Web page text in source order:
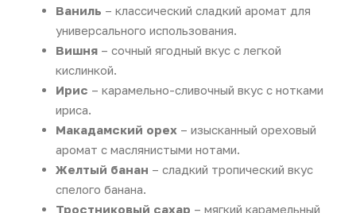
Ваниль – классический сладкий аромат для
универсального использования.
Вишня – сочный ягодный вкус с легкой
кислинкой.
Ирис – карамельно-сливочный вкус с нотками
ириса.
Макадамский орех – изысканный ореховый
аромат с маслянистыми нотами.
Желтый банан – сладкий тропический вкус
спелого банана.
Тростниковый сахар – мягкий карамельный